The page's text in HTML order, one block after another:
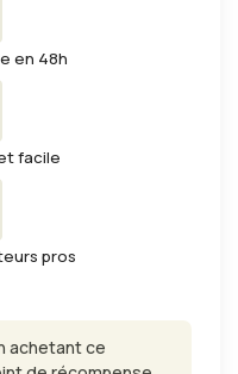
en 48h
facile
pros
achetant ce